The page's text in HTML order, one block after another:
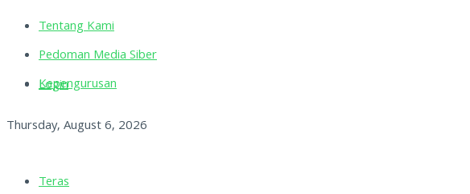
Tentang Kami
Pedoman Media Siber
Kepengurusan
Thursday, August 6, 2026
Login
Teras